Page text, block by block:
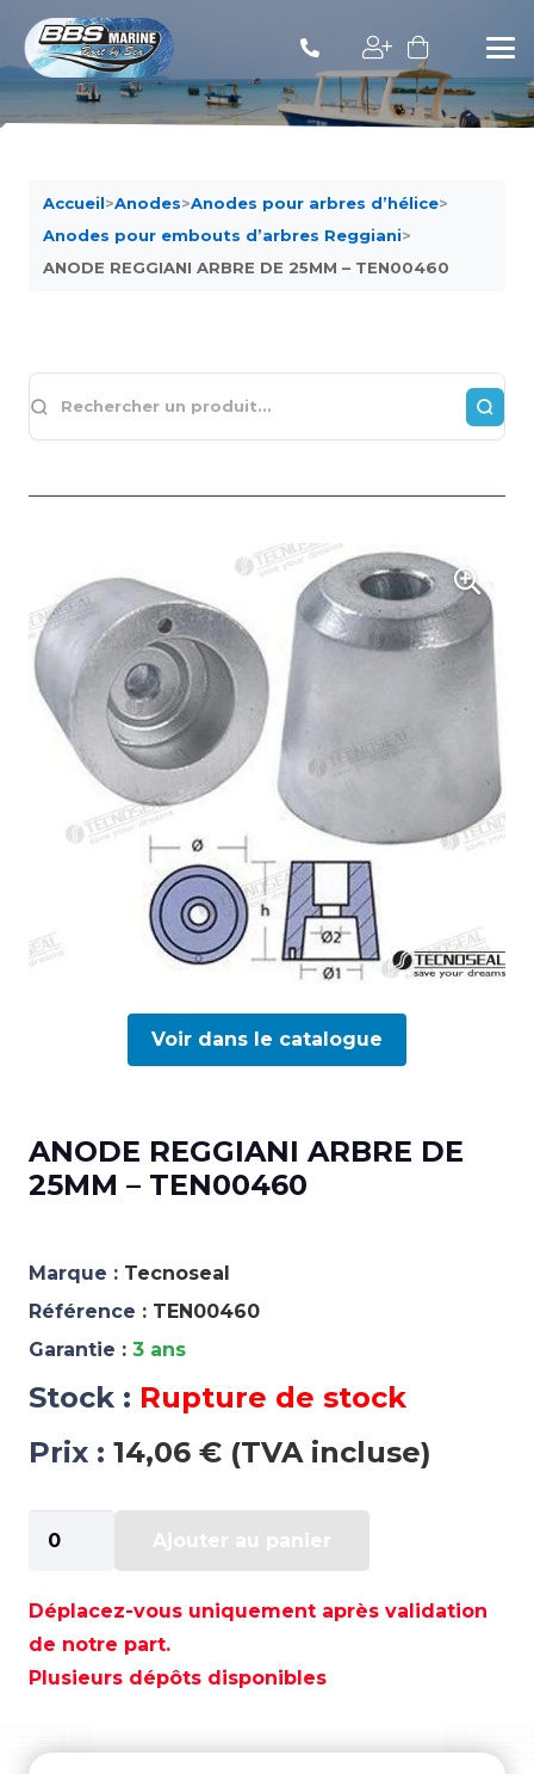
Accueil>Anodes>Anodes pour arbres d’hélice>
Anodes pour embouts d’arbres Reggiani>
ANODE REGGIANI ARBRE DE 25MM – TEN00460
Voir dans le catalogue
ANODE REGGIANI ARBRE DE
25MM – TEN00460
Marque : Tecnoseal
Référence : TEN00460
Garantie : 3 ans
Stock : Rupture de stock
Prix : 14,06 € (TVA incluse)
de
REGGIANI
ARBRE
DE
TEN00460
Ajouter au panier
Déplacez-vous uniquement après validation
de notre part.
Plusieurs dépôts disponibles